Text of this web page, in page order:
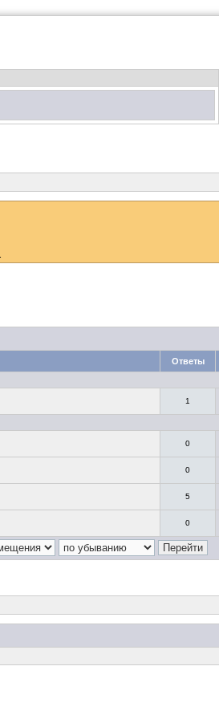
Ответы
1
0
0
5
0